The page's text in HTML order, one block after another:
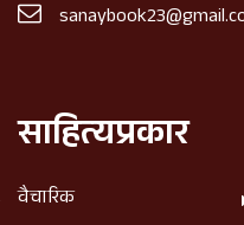
साहित्यप्रकार
वैचारिक